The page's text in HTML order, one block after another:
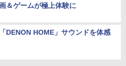
＆ゲームが極上体験に
DENON HOME」サウンドを体感